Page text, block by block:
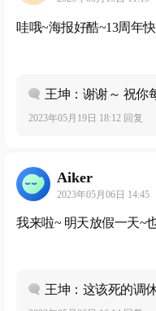
哇哦~海报好酷~13周年
王坤：谢谢～ 祝你
2023年05月19日 18:12 回复
Aiker
2023年05月06日 14:45
我来啦~ 明天放假一天~
王坤：这该死的调